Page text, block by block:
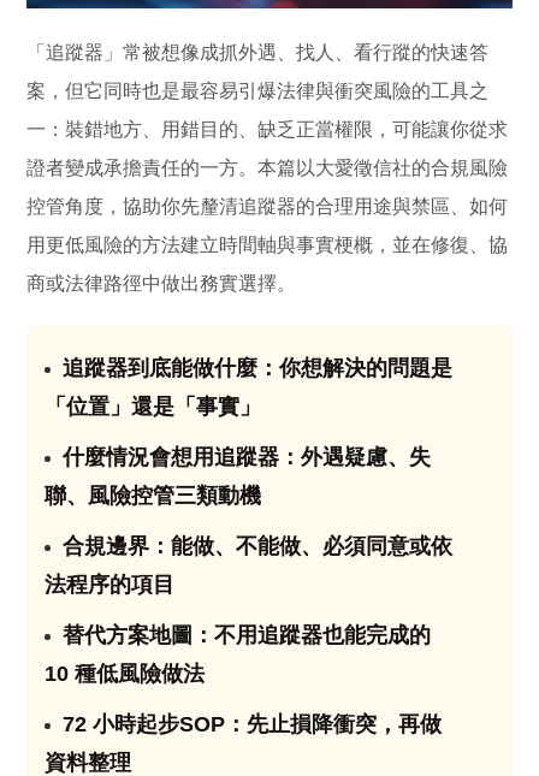
「追蹤器」常被想像成抓外遇、找人、看行蹤的快速答
案，但它同時也是最容易引爆法律與衝突風險的工具之
一：裝錯地方、用錯目的、缺乏正當權限，可能讓你從求
證者變成承擔責任的一方。本篇以大愛徵信社的合規風險
控管角度，協助你先釐清追蹤器的合理用途與禁區、如何
用更低風險的方法建立時間軸與事實梗概，並在修復、協
商或法律路徑中做出務實選擇。
追蹤器到底能做什麼：你想解決的問題是
「位置」還是「事實」
什麼情況會想用追蹤器：外遇疑慮、失
聯、風險控管三類動機
合規邊界：能做、不能做、必須同意或依
法程序的項目
替代方案地圖：不用追蹤器也能完成的
10 種低風險做法
72 小時起步SOP：先止損降衝突，再做
資料整理